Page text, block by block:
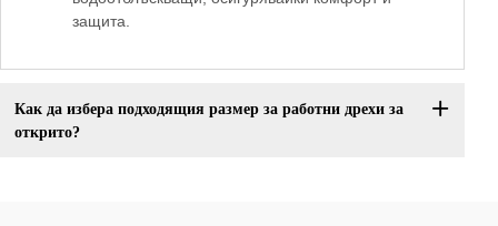
защита.
Как да избера подходящия размер за работни дрехи за
открито?